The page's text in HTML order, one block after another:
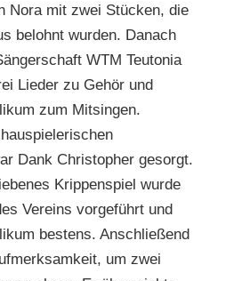
Nora mit zwei Stücken, die
belohnt wurden. Danach
WTM Teutonia
Lieder zu Gehör und
zum Mitsingen.
Dank Christopher gesorgt.
Krippenspiel wurde
Vereins vorgeführt und
bestens. Anschließend
um zwei